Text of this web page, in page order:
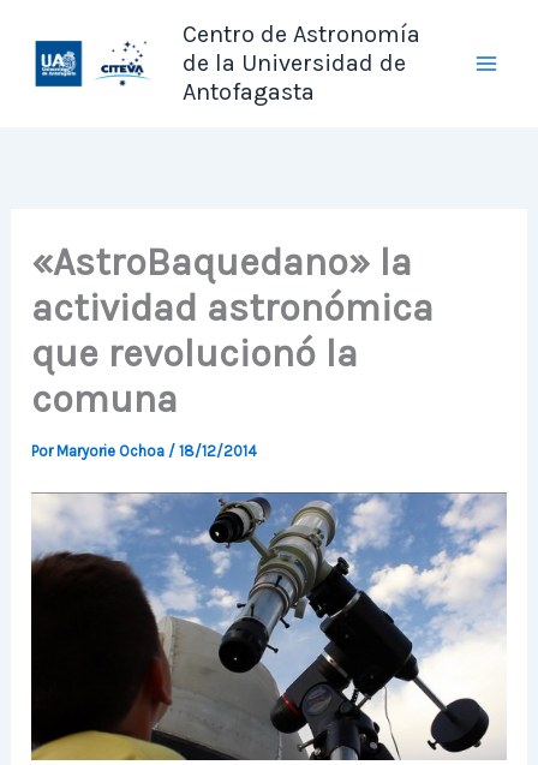
contenido
Centro de Astronomía
de la Universidad de
Antofagasta
«AstroBaquedano» la
actividad astronómica
que revolucionó la
comuna
PorMaryorie Ochoa /18/12/2014